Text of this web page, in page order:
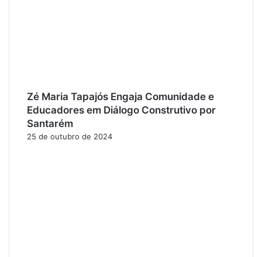
Zé Maria Tapajós Engaja Comunidade e
Educadores em Diálogo Construtivo por
Santarém
25 de outubro de 2024